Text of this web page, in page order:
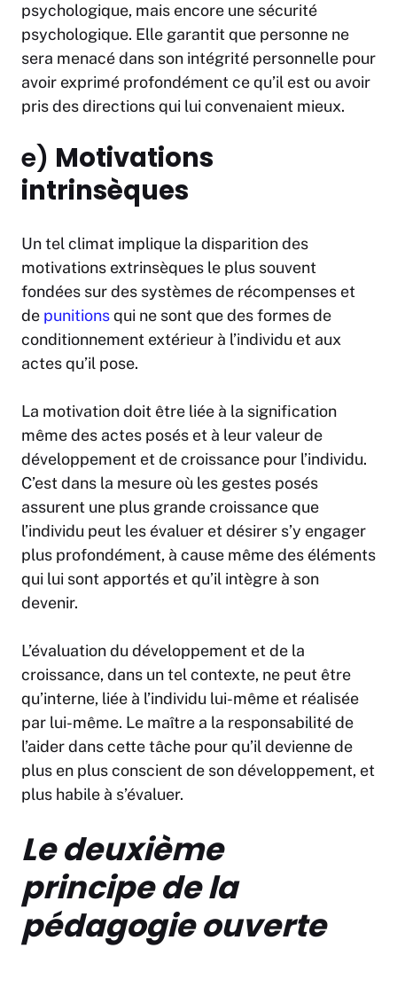
psychologique, mais encore une sécurité
psychologique. Elle garantit que personne ne
sera menacé dans son intégrité personnelle pour
avoir exprimé profondément ce qu’il est ou avoir
pris des directions qui lui convenaient mieux.
e) Motivations
intrinsèques
Un tel climat implique la disparition des
motivations extrinsèques le plus souvent
fondées sur des systèmes de récompenses et
de punitionsqui ne sont que des formes de
conditionnement extérieur à l’individu et aux
actes qu’il pose.
La motivation doit être liée à la signification
même des actes posés et à leur valeur de
développement et de croissance pour l’individu.
C’est dans la mesure où les gestes posés
assurent une plus grande croissance que
l’individu peut les évaluer et désirer s’y engager
plus profondément, à cause même des éléments
qui lui sont apportés et qu’il intègre à son
devenir.
L’évaluation du développement et de la
croissance, dans un tel contexte, ne peut être
qu’interne, liée à l’individu lui-même et réalisée
par lui-même. Le maître a la responsabilité de
l’aider dans cette tâche pour qu’il devienne de
plus en plus conscient de son développement, et
plus habile à s’évaluer.
Le deuxième
principede la
pédagogie ouverte